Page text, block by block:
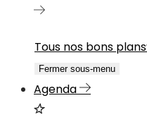
Tous nos bons plans
Fermer sous-menu
Agenda